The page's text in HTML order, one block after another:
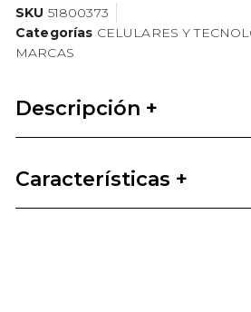
SKU 51800373
Categorías CELULARES Y
MARCAS
Descripción +
Características +